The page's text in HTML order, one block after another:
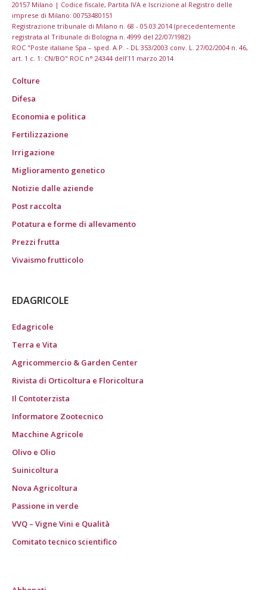
20157 Milano | Codice fiscale, Partita IVA e Iscrizione al Registro delle
imprese di Milano: 00753480151
Registrazione tribunale di Milano n. 68 - 05.03.2014 (precedentemente
registrata al Tribunale di Bologna n. 4999 del 22/07/1982)
ROC "Poste italiane Spa – sped. A.P. - DL 353/2003 conv. L. 27/02/2004 n. 46,
art. 1 c. 1: CN/BO" ROC n° 24344 dell’11 marzo 2014
Colture
Difesa
Economia e politica
Fertilizzazione
Irrigazione
Miglioramento genetico
Notizie dalle aziende
Post raccolta
Potatura e forme di allevamento
Prezzi frutta
Vivaismo frutticolo
EDAGRICOLE
Edagricole
Terra e Vita
Agricommercio & Garden Center
Rivista di Orticoltura e Floricoltura
Il Contoterzista
Informatore Zootecnico
Macchine Agricole
Olivo e Olio
Suinicoltura
Nova Agricoltura
Passione in verde
VVQ – Vigne Vini e Qualità
Comitato tecnico scientifico